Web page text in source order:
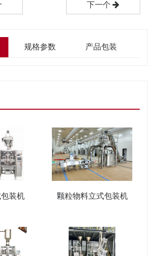
下一个
规格参数 产品包装
装机 颗粒物料立式包装机